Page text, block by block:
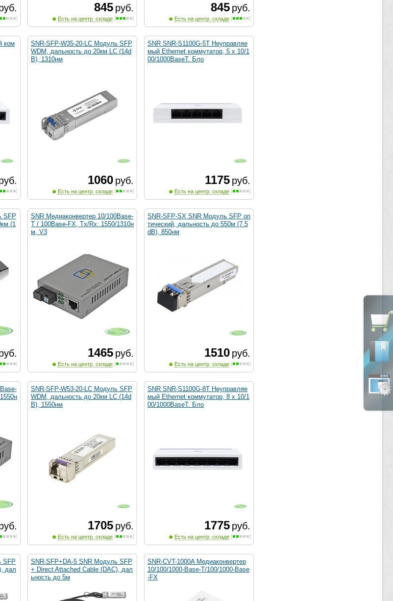
845 руб.
Есть на центр. складе
845 руб.
Есть на центр. складе
ком
SNR-SFP-W35-20-LC Модуль SFP
WDM, дальность до 20км LC (14d
B), 1310нм
1060 руб.
Есть на центр. складе
SNR SNR-S1100G-5T Неуправляе
мый Ethernet коммутатор, 5 x 10/1
00/1000BaseT. Бло
1175 руб.
Есть на центр. складе
SFP
(1
SNR Медиаконвертер 10/100Base-
T / 100Base-FX, Tx/Rx: 1550/1310н
м, V3
1465 руб.
Есть на центр. складе
SNR-SFP-SX SNR Модуль SFP оп
тический, дальность до 550м (7.5
dB), 850нм
1510 руб.
Есть на центр. складе
SNR-SFP-W53-20-LC Модуль SFP
WDM, дальность до 20км LC (14d
B), 1550нм
1705 руб.
Есть на центр. складе
SNR SNR-S1100G-8T Неуправляе
мый Ethernet коммутатор, 8 x 10/1
00/1000BaseT. Бло
1775 руб.
Есть на центр. складе
SFP
дал
SNR-SFP+DA-5 SNR Модуль SFP
+ Direct Attached Cable (DAC), дал
ьность до 5м
SNR-CVT-1000A Медиаконвертер
10/100/1000-Base-T/100/1000-Base
-FX